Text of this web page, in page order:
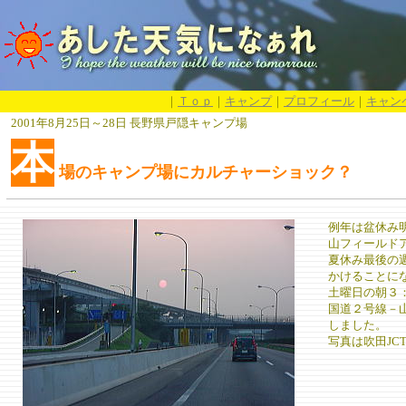
｜ Ｔｏｐ ｜ キャンプ｜ プロフィール ｜ キャン
2001年8月25日～28日 長野県戸隠キャンプ場
本 場のキャンプ場にカルチャーショック？
例年は盆休み
山フィールド
夏休み最後の
かけることに
土曜日の朝３
国道２号線－
しました。
写真は吹田